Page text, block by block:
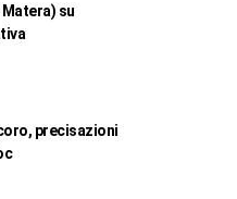
su
precisazioni